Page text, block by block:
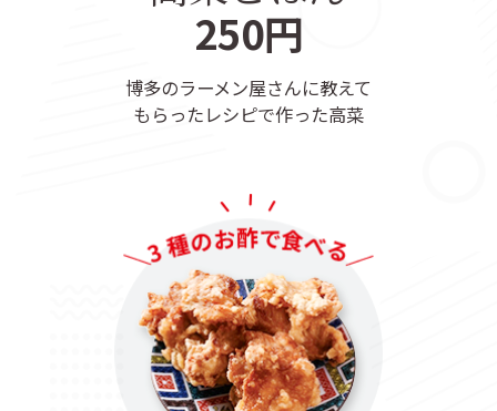
250円
博多のラーメン屋さんに教えて
もらったレシピで作った高菜